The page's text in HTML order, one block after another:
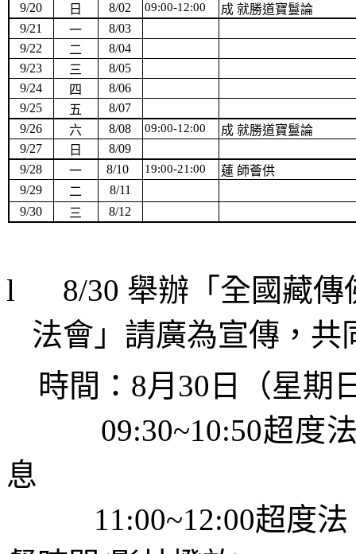
9/20
日 8/02 09:00-12:00
成 就勝道寶鬘論
9/21
一
8/03
9/22
二
8/04
9/23
三
8/05
9/24
四
8/06
9/25
五
8/07
9/26
六 8/08 09:00-12:00
成 就勝道寶鬘論
9/27
日
8/09
9/28
一 8/10 19:00-21:00
蓮 師薈供
9/29
二
8/11
9/30
三 8/12
l 8/30 舉辦「全國藏
法會」請廣為宣傳，共
時間： 8月 30 日
（星期
09:30~10:50超度
息
11:00~12:00超度法